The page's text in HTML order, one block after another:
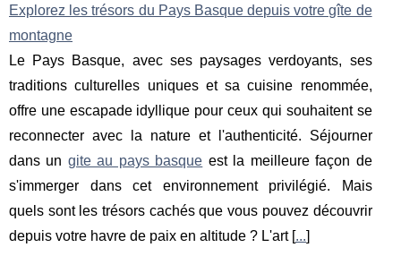
Explorez les trésors du Pays Basque depuis votre gîte de
montagne
Le Pays Basque, avec ses paysages verdoyants, ses
traditions culturelles uniques et sa cuisine renommée,
offre une escapade idyllique pour ceux qui souhaitent se
reconnecter avec la nature et l'authenticité. Séjourner
dans un gite au pays basque est la meilleure façon de
s'immerger dans cet environnement privilégié. Mais
quels sont les trésors cachés que vous pouvez découvrir
depuis votre havre de paix en altitude ? L'art [...]